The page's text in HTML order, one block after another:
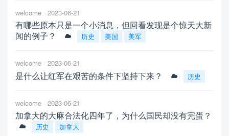
welcome 2023-06-21
有哪些原本只是一个小消息，但回看发现是个惊天大新
闻的例子？
历史 美国 美军
welcome 2023-06-21
是什么让红军在艰苦的条件下坚持下来？ 历史
welcome 2023-06-21
加拿大的大麻合法化四年了，为什么国民却没有完蛋？
历史 加拿大